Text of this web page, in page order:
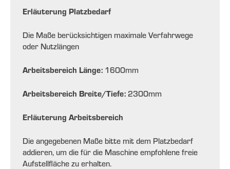
Erläuterung Platzbedarf
Die Maße berücksichtigen maximale Verfahrwege
oder Nutzlängen
Arbeitsbereich Länge: 1600mm
Arbeitsbereich Breite/Tiefe: 2300mm
Erläuterung Arbeitsbereich
Die angegebenen Maße bitte mit dem Platzbedarf
addieren, um die für die Maschine empfohlene freie
Aufstellfläche zu erhalten.